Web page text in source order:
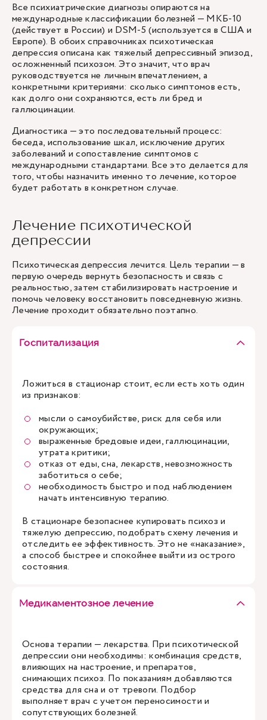
Все психиатрические диагнозы опираются на
международные классификации болезней — МКБ-10
(действует в России) и DSM-5 (используется в США и
Европе). В обоих справочниках психотическая
депрессия описана как тяжелый депрессивный эпизод,
осложненный психозом. Это значит, что врач
руководствуется не личным впечатлением, а
конкретными критериями: сколько симптомов есть,
как долго они сохраняются, есть ли бред и
галлюцинации.
Диагностика — это последовательный процесс:
беседа, использование шкал, исключение других
заболеваний и сопоставление симптомов с
международными стандартами. Все это делается для
того, чтобы назначить именно то лечение, которое
будет работать в конкретном случае.
Лечение психотической
депрессии
Психотическая депрессия лечится. Цель терапии — в
первую очередь вернуть безопасность и связь с
реальностью, затем стабилизировать настроение и
помочь человеку восстановить повседневную жизнь.
Лечение проходит обязательно поэтапно.
Госпитализация
Ложиться в стационар стоит, если есть хоть один
из признаков:
мысли о самоубийстве, риск для себя или
окружающих;
выраженные бредовые идеи, галлюцинации,
утрата критики;
отказ от еды, сна, лекарств, невозможность
заботиться о себе;
необходимость быстро и под наблюдением
начать интенсивную терапию.
В стационаре безопаснее купировать психоз и
тяжелую депрессию, подобрать схему лечения и
отследить ее эффективность. Это не «наказание»,
а способ быстрее и спокойнее выйти из острого
состояния.
Медикаментозное лечение
Основа терапии — лекарства. При психотической
депрессии они необходимы: комбинация средств,
влияющих на настроение, и препаратов,
снимающих психоз. По показаниям добавляются
средства для сна и от тревоги. Подбор
выполняет врач с учетом переносимости и
сопутствующих болезней.